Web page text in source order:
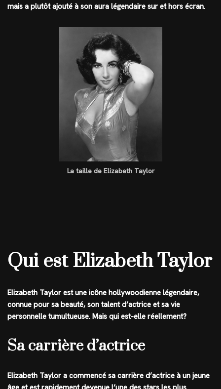
mais a plutôt ajouté à son aura légendaire sur et hors écran.
La taille de Elizabeth Taylor
Qui est Elizabeth Taylor
Elizabeth Taylor est une icône hollywoodienne légendaire,
connue pour sa beauté, son talent d’actrice et sa vie
personnelle tumultueuse. Mais qui est-elle réellement?
Sa carrière d’actrice
Elizabeth Taylor a commencé sa carrière d’actrice à un jeune